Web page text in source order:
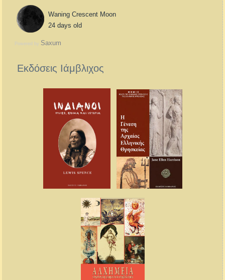
Waning Crescent Moon
24 days old
Powered by Saxum
Εκδόσεις Ιάμβλιχος